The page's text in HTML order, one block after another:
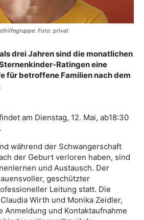
Foto: privat
drei Jahren sind die monatlichen
Ratingen eine
für betroffene Familien nach dem
am Dienstag, 12. Mai, ab18:30
während der Schwangerschaft
der Geburt verloren haben, sind
und Austausch. Der
geschützter
Leitung statt. Die
Wirth und Monika Zeidler,
Anmeldung und Kontaktaufnahme